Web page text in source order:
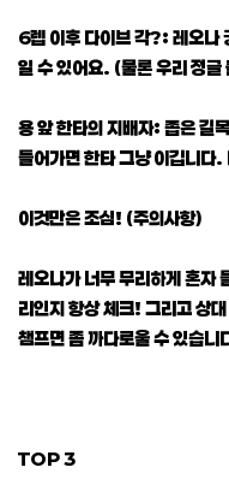
6렙 이후 다이브 각?: 레오나
일 수 있어요. (물론 우리 정
용 앞 한타의 지배자: 좁은 길
들어가면 한타 그냥 이깁니다.
이것만은 조심! (주의사항)
레오나가 너무 무리하게 혼자
리인지 항상 체크! 그리고 상
챔프면 좀 까다로울 수 있습니
TOP 3